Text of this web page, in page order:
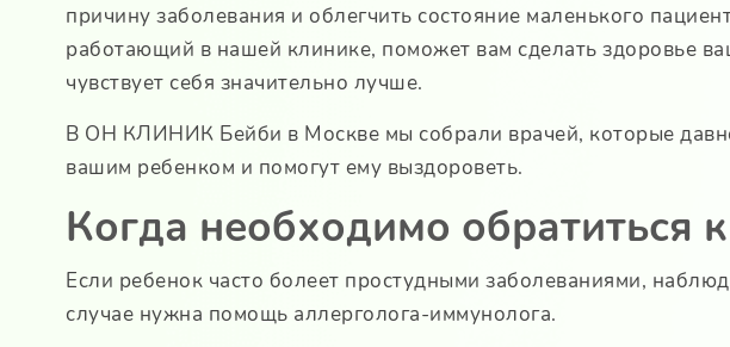
причину заболевания и облегчить состояние маленького
работающий в нашей клинике, поможет вам сделать здоровье
чувствует себя значительно лучше.
В ОН КЛИНИК Бейби в Москве мы собрали врачей, которые
вашим ребенком и помогут ему выздороветь.
Когда необходимо обратиться
Если ребенок часто болеет простудными заболеваниями,
случае нужна помощь аллерголога-иммунолога.